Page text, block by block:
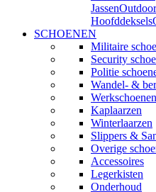
Jassen
Hoofddeksels
SCHOENEN
Militaire
Security
Politie
Wandel- &
Werkschoenen
Kaplaarzen
Winterlaarzen
Slippers &
Overige
Accessoires
Legerkisten
Onderhoud